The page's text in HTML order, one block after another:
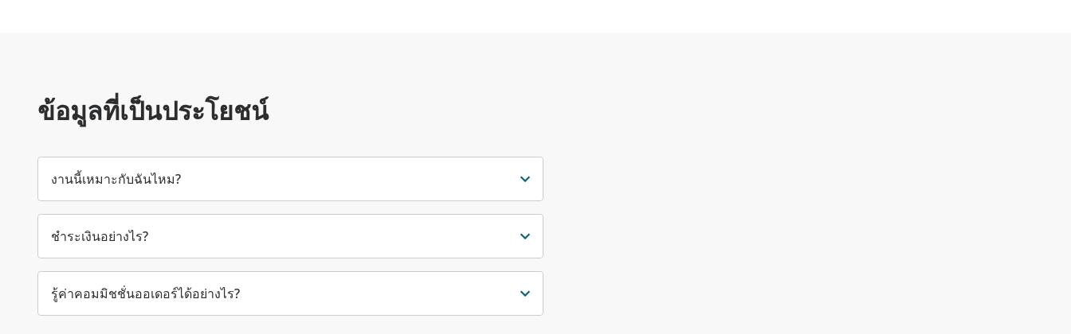
ข้อมูลที่เป็นประโยชน์
งานนี้เหมาะกับฉันไหม?
ชำระเงินอย่างไร?
รู้ค่าคอมมิชชั่นออเดอร์ได้อย่างไร?